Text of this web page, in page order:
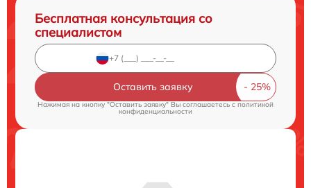
Бесплатная консультация со
специалистом
Оставить заявку
Нажимая на кнопку "Оставить заявку" Вы соглашаетесь cполитикой
конфиденциальности